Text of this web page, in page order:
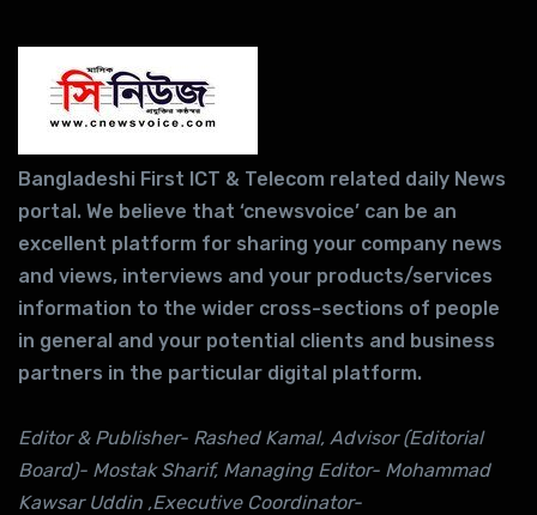
Bangladeshi First ICT & Telecom related daily News
portal. We believe that ‘cnewsvoice’ can be an
excellent platform for sharing your company news
and views, interviews and your products/services
information to the wider cross-sections of people
in general and your potential clients and business
partners in the particular digital platform.
Editor & Publisher- Rashed Kamal, Advisor (Editorial
Board)- Mostak Sharif, Managing Editor- Mohammad
Kawsar Uddin ,Executive Coordinator-